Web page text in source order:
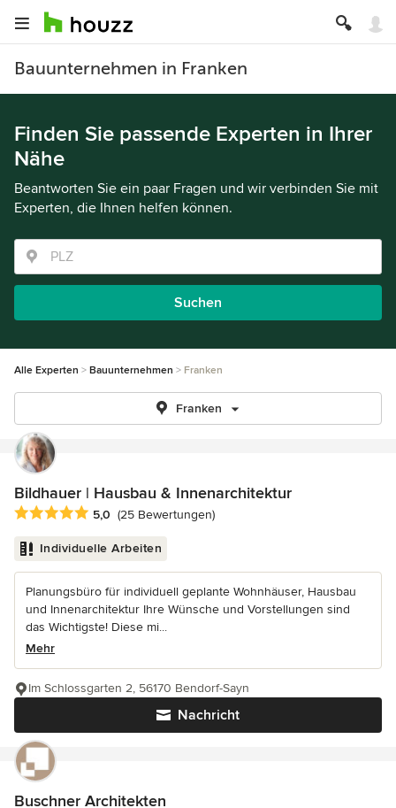
Bauunternehmen in Franken
Finden Sie passende Experten in Ihrer
Nähe
Beantworten Sie ein paar Fragen und wir verbinden Sie mit
Experten, die Ihnen helfen können.
Suchen
Alle Experten Bauunternehmen Franken
Franken
Bildhauer | Hausbau & Innenarchitektur
Durchschnittliche Bewertung: 5 von 5 Sternen
5,0 (25 Bewertungen)
Individuelle Arbeiten
Planungsbüro für individuell geplante Wohnhäuser, Hausbau
und Innenarchitektur Ihre Wünsche und Vorstellungen sind
das Wichtigste! Diese mi...
Mehr
Nachricht
Im Schlossgarten 2, 56170 Bendorf-Sayn
Buschner Architekten